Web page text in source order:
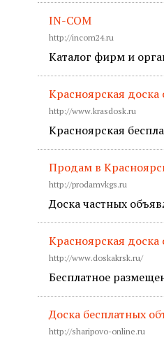
IN-COM
http://incom24.ru
Каталог фирм и
Красноярская
http://www.krasdosk.ru
Красноярская
Продам в
http://prodamvkgs.ru
Доска частных
Красноярская доска
http://www.doskakrsk.ru/
Бесплатное
Доска бесплатных
http://sharipovo-online.ru